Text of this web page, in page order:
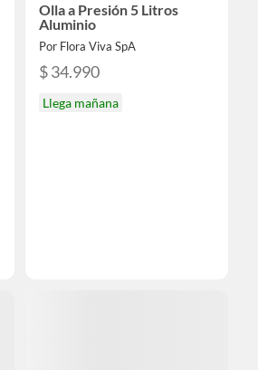
Olla a Presión 5 Litros
Aluminio
Por Flora Viva SpA
$ 34.990
Llega mañana